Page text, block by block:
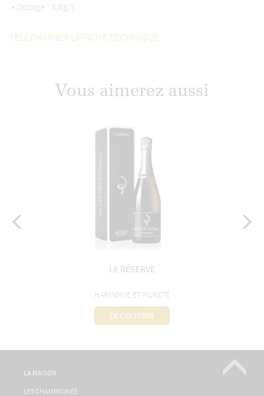
• Dosage : 3,8g/l
TELECHARGER LA FICHE TECHNIQUE
Vous aimerez aussi
LE RÉSERVE
HARMONIE ET PURETÉ
DÉCOUVRIR
LA MAISON
LES CHAMPAGNES